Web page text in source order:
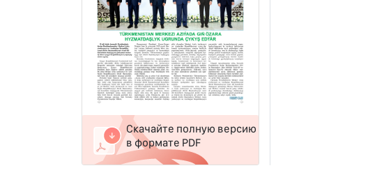
Скачайте полную версию
в формате PDF